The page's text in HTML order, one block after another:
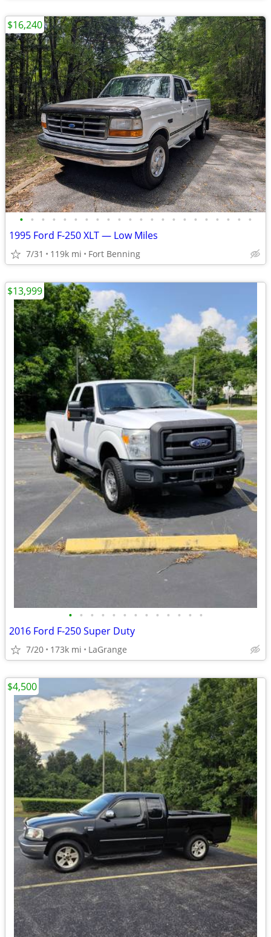
• • • • • • • • • • • • • • • • • • • • • •
1995 Ford F-250 XLT — Low Miles
7/31 119k mi Fort Benning
$16,240
• • • • • • • • • • • • •
2016 Ford F-250 Super Duty
7/20 173k mi LaGrange
$13,999
$4,500